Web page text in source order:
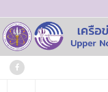
Skip
to
content